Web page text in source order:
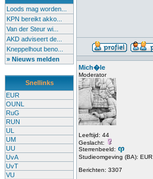
Loods mag worden...
KPN bereikt akko...
Van der Steur wi...
AKD adviseert de...
Kneppelhout beno...
» Nieuws melden
Snellinks
EUR
OUNL
RuG
RUN
UL
UM
UU
UvA
UvT
VU
Mich�le
Moderator
Leeftijd: 44
Geslacht:
Sterrenbeeld:
Studieomgeving (BA): EUR
Berichten: 3307